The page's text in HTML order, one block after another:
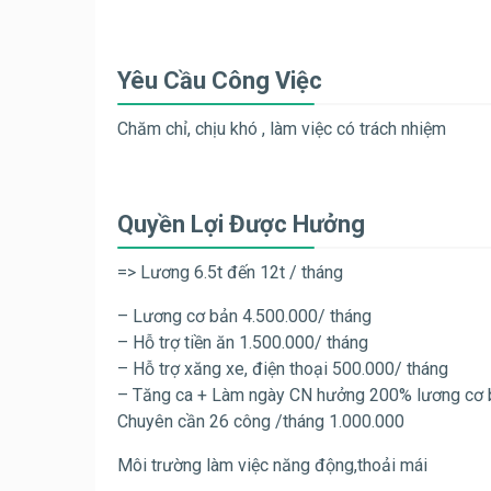
Yêu Cầu Công Việc
Chăm chỉ, chịu khó , làm việc có trách nhiệm
Quyền Lợi Được Hưởng
=> Lương 6.5t đến 12t / tháng
– Lương cơ bản 4.500.000/ tháng
– Hỗ trợ tiền ăn 1.500.000/ tháng
– Hỗ trợ xăng xe, điện thoại 500.000/ tháng
– Tăng ca + Làm ngày CN hưởng 200% lương cơ
Chuyên cần 26 công /tháng 1.000.000
Môi trường làm việc năng động,thoải mái